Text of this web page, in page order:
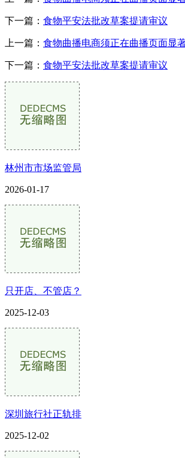
下一篇： 食物平安法批改草案提请审议
上一篇： 食物曲播电商须正在曲播页面显
下一篇： 食物平安法批改草案提请审议
林州市市场监管局
2026-01-17
只开店、不管店？
2025-12-03
深圳旅行社正轨排
2025-12-02